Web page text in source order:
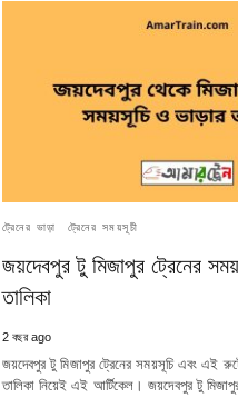
ট্রেনের ভাড়া ট্রেনের সময়সূচী
জয়দেবপুর টু মিজাপুর ট্রেনের
তালিকা
2 বছর ago
জয়দেবপুর টু মিজাপুর ট্রেনের সময়সূচি এবং এই
তালিকা নিয়েই এই আর্টিকেল। জয়দেবপুর টু